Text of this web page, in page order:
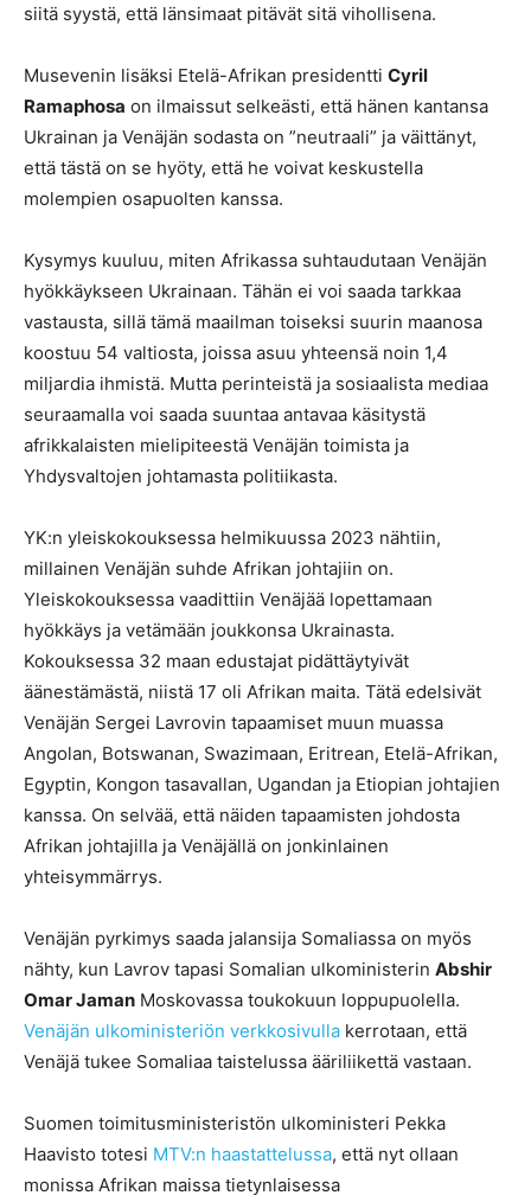
siitä syystä, että länsimaat pitävät sitä vihollisena.
Musevenin lisäksi Etelä-Afrikan presidentti Cyril
Ramaphosa on ilmaissut selkeästi, että hänen kantansa
Ukrainan ja Venäjän sodasta on ”neutraali” ja väittänyt,
että tästä on se hyöty, että he voivat keskustella
molempien osapuolten kanssa.
Kysymys kuuluu, miten Afrikassa suhtaudutaan Venäjän
hyökkäykseen Ukrainaan. Tähän ei voi saada tarkkaa
vastausta, sillä tämä maailman toiseksi suurin maanosa
koostuu 54 valtiosta, joissa asuu yhteensä noin 1,4
miljardia ihmistä. Mutta perinteistä ja sosiaalista mediaa
seuraamalla voi saada suuntaa antavaa käsitystä
afrikkalaisten mielipiteestä Venäjän toimista ja
Yhdysvaltojen johtamasta politiikasta.
YK:n yleiskokouksessa helmikuussa 2023 nähtiin,
millainen Venäjän suhde Afrikan johtajiin on.
Yleiskokouksessa vaadittiin Venäjää lopettamaan
hyökkäys ja vetämään joukkonsa Ukrainasta.
Kokouksessa 32 maan edustajat pidättäytyivät
äänestämästä, niistä 17 oli Afrikan maita. Tätä edelsivät
Venäjän Sergei Lavrovin tapaamiset muun muassa
Angolan, Botswanan, Swazimaan, Eritrean, Etelä-Afrikan,
Egyptin, Kongon tasavallan, Ugandan ja Etiopian johtajien
kanssa. On selvää, että näiden tapaamisten johdosta
Afrikan johtajilla ja Venäjällä on jonkinlainen
yhteisymmärrys.
Venäjän pyrkimys saada jalansija Somaliassa on myös
nähty, kun Lavrov tapasi Somalian ulkoministerin Abshir
Omar Jaman Moskovassa toukokuun loppupuolella.
Venäjän ulkoministeriön verkkosivulla kerrotaan, että
Venäjä tukee Somaliaa taistelussa ääriliikettä vastaan.
Suomen toimitusministeristön ulkoministeri Pekka
Haavisto totesi MTV:n haastattelussa, että nyt ollaan
monissa Afrikan maissa tietynlaisessa